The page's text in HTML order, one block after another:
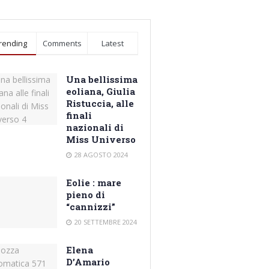
Comments Latest
Una bellissima
eoliana, Giulia
Ristuccia, alle
finali
nazionali di
Miss Universo
28 AGOSTO 2024
Eolie : mare
pieno di
“cannizzi”
20 SETTEMBRE 2024
Elena
D’Amario